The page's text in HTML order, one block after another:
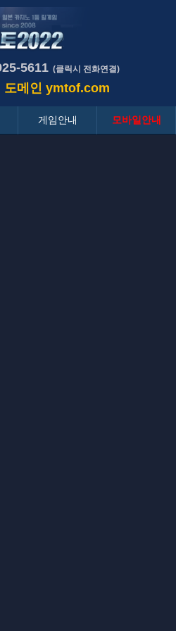
5611 (클릭시 전화연결)
도메인 ymtof.com
게임안내 모바일안내